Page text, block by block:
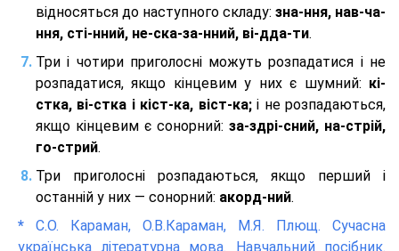
відносяться до наступного складу: зна-ння, нав-ча-
ння, сті-нний, не-ска-за-нний, ві-дда-ти.
Три і чотири приголосні можуть розпадатися і не
розпадатися, якщо кінцевим у них є шумний: кі-
стка, ві-стка і кіст-ка, віст-ка;і не розпадаються,
якщо кінцевим є сонорний: за-здрі-сний, на-стрій,
го-стрий.
Три приголосні розпадаються, якщо перший і
останній у них — сонорний: акорд-ний.
* С.О. Караман, О.В.Караман, М.Я. Плющ. Сучасна
українська літературна мова. Навчальний посібник.